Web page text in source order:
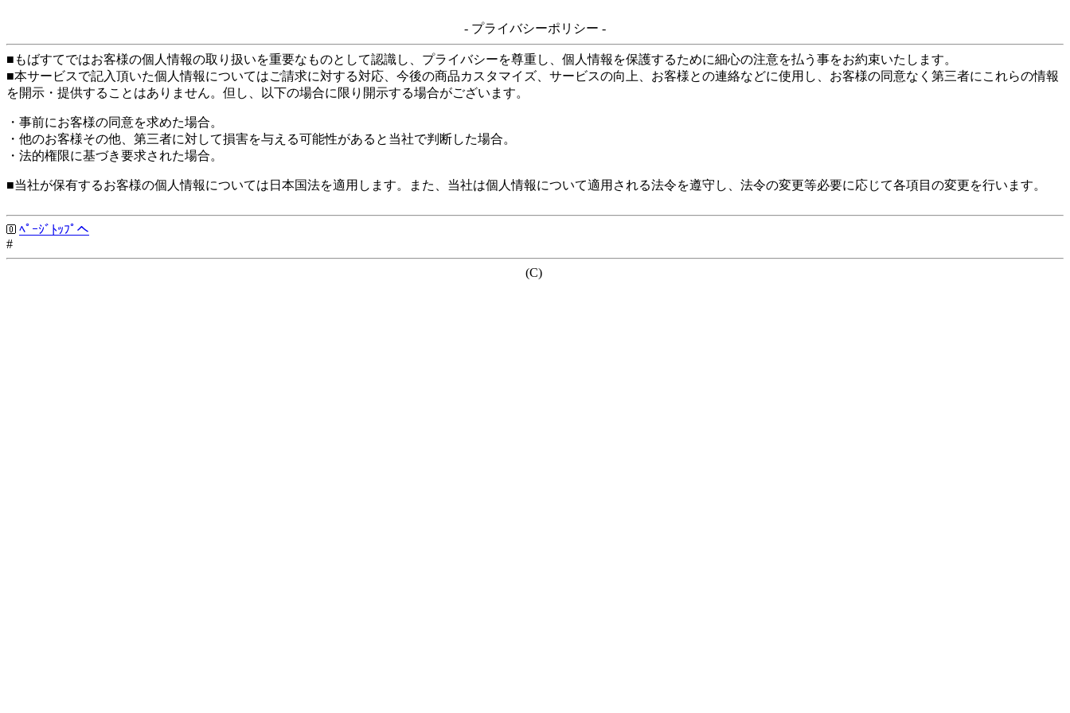
- プライバシーポリシー -
■もばすてではお客様の個人情報の取り扱いを重要なものとして認識し、プライバシーを尊重し、個人情報を保護するために細心の注意を払う事をお約束いたします。
■本サービスで記入頂いた個人情報についてはご請求に対する対応、今後の商品カスタマイズ、サービスの向上、お客様との連絡などに使用し、お客様の同意なく第三者にこれらの情報
を開示・提供することはありません。但し、以下の場合に限り開示する場合がございます。
・事前にお客様の同意を求めた場合。
・他のお客様その他、第三者に対して損害を与える可能性があると当社で判断した場合。
・法的権限に基づき要求された場合。
■当社が保有するお客様の個人情報については日本国法を適用します。また、当社は個人情報について適用される法令を遵守し、法令の変更等必要に応じて各項目の変更を行います。
ﾍﾟｰｼﾞﾄｯﾌﾟへ
#
(C)